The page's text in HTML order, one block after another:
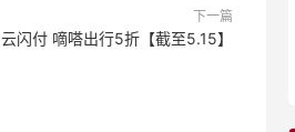
下一篇
云闪付 嘀嗒出行5折【截至5.15】